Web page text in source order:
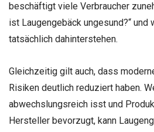
beschäftigt viele Verbraucher
ist Laugengebäck ungesund?“ und
tatsächlich dahinterstehen.
Gleichzeitig gilt auch, dass
Risiken deutlich reduziert haben.
abwechslungsreich isst und
Hersteller bevorzugt, kann